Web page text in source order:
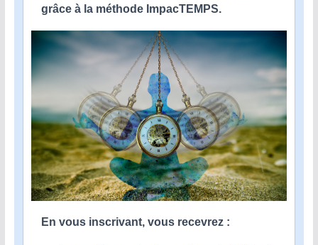
grâce à la méthode ImpacTEMPS.
En vous inscrivant, vous recevrez :